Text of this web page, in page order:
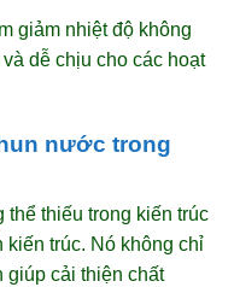
giảm nhiệt độ không
dễ chịu cho các hoạt
nước trong
thiếu trong kiến trúc
kiến trúc. Nó không chỉ
giúp cải thiện chất